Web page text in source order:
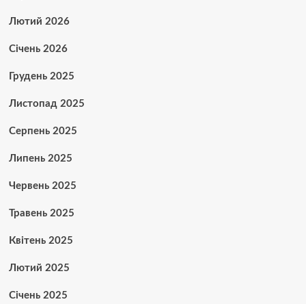
Лютий 2026
Січень 2026
Грудень 2025
Листопад 2025
Серпень 2025
Липень 2025
Червень 2025
Травень 2025
Квітень 2025
Лютий 2025
Січень 2025